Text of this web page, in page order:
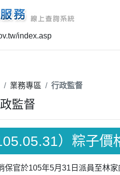
index.asp
業務專區 行政監督
監督
）粽子價
保官於105年5月31日派員至林